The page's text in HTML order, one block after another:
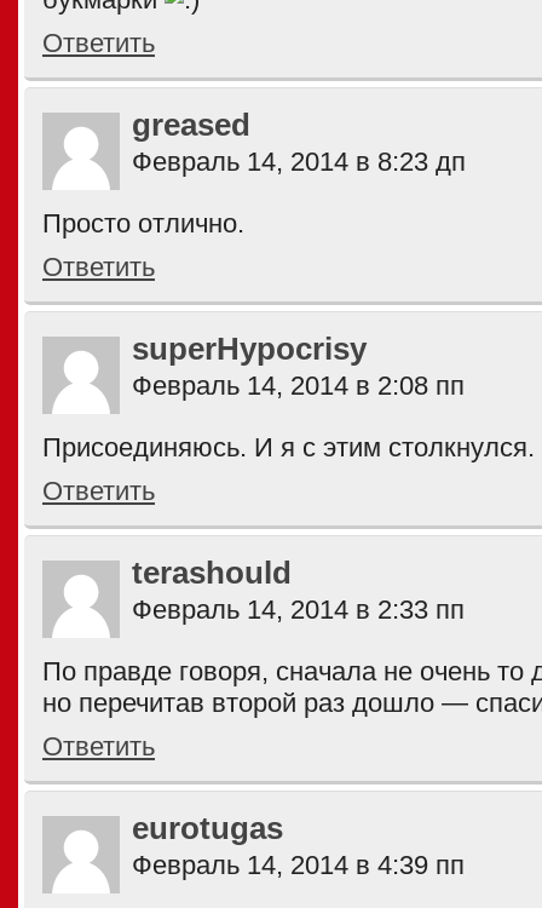
Ответить
greased
Февраль 14, 2014 в 8:23 дп
Просто отлично.
Ответить
superHypocrisy
Февраль 14, 2014 в 2:08 пп
Присоединяюсь. И я с этим столкнулся.
Ответить
terashould
Февраль 14, 2014 в 2:33 пп
По правде говоря, сначала не очень то
но перечитав второй раз дошло —
Ответить
eurotugas
Февраль 14, 2014 в 4:39 пп